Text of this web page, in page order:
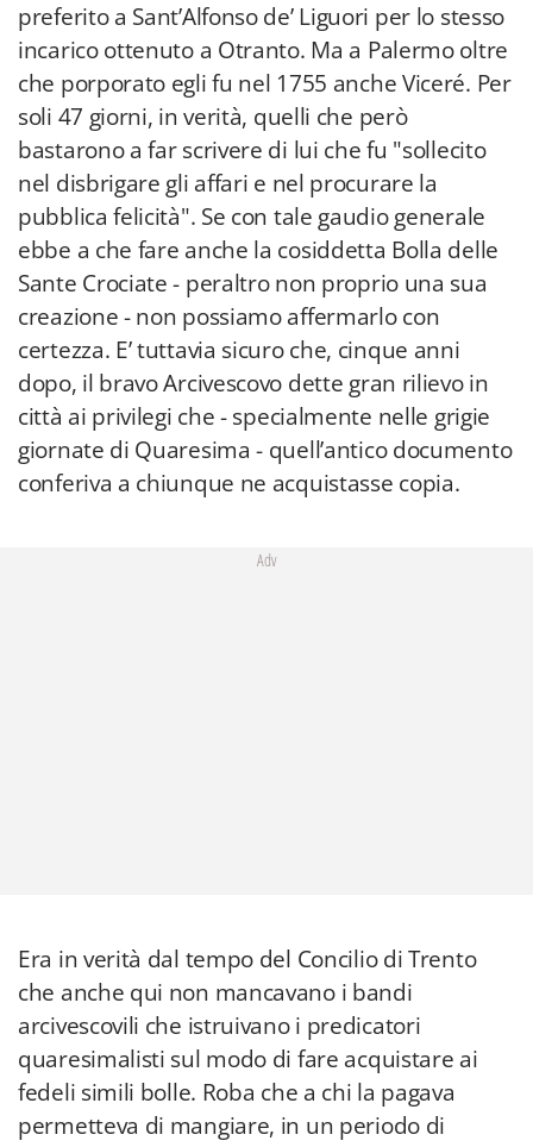
preferito a Sant’Alfonso de’ Liguori per lo stesso
incarico ottenuto a Otranto. Ma a Palermo oltre
che porporato egli fu nel 1755 anche Viceré. Per
soli 47 giorni, in verità, quelli che però
bastarono a far scrivere di lui che fu "sollecito
nel disbrigare gli affari e nel procurare la
pubblica felicità". Se con tale gaudio generale
ebbe a che fare anche la cosiddetta Bolla delle
Sante Crociate - peraltro non proprio una sua
creazione - non possiamo affermarlo con
certezza. E’ tuttavia sicuro che, cinque anni
dopo, il bravo Arcivescovo dette gran rilievo in
città ai privilegi che - specialmente nelle grigie
giornate di Quaresima - quell’antico documento
conferiva a chiunque ne acquistasse copia.
Adv
Era in verità dal tempo del Concilio di Trento
che anche qui non mancavano i bandi
arcivescovili che istruivano i predicatori
quaresimalisti sul modo di fare acquistare ai
fedeli simili bolle. Roba che a chi la pagava
permetteva di mangiare, in un periodo di